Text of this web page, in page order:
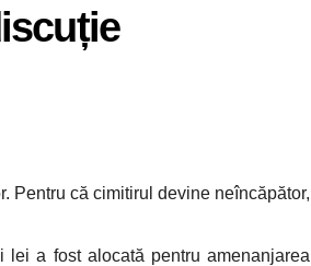
că cimitirul devine
a fost alocată pentru